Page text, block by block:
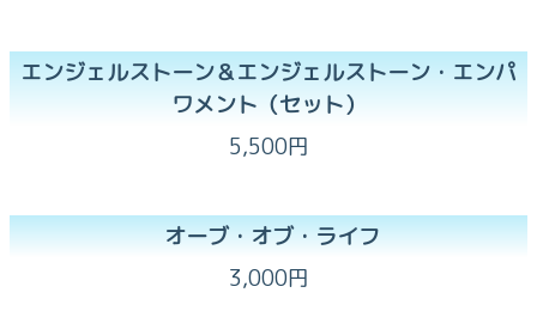
‪エンジェルストーン＆エンジェルストーン・エンパ
ワメント（セット）
5,500円
オーブ・オブ・ライフ
3,000円